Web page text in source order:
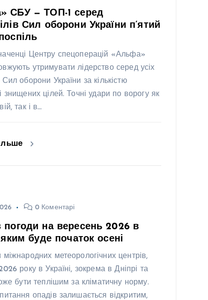
СБУ — ТОП-1 серед
Сил оборони України п’ятий
Центру спецоперацій «Альфа»
утримувати лідерство серед усіх
оборони України за кількістю
знищених цілей. Точні удари по ворогу як
так і в…
0 Коментарі
погоди на вересень 2026 в
яким буде початок осені
метеорологічних центрів,
року в Україні, зокрема в Дніпрі та
бути теплішим за кліматичну норму.
опадів залишається відкритим,